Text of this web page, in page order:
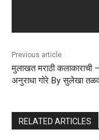
Previous article
मुलाखत मराठी कलाकाराची –
अनुराधा गोरे By सुलेखा
RELATED ARTICLES